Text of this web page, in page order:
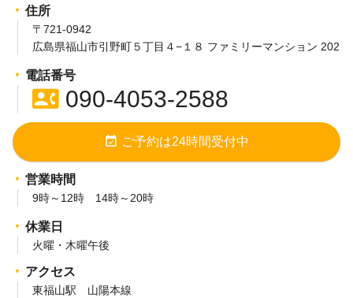
住所
〒721-0942
広島県福山市引野町５丁目４−１８ ファミリーマンション 202
電話番号
contact_phone090-4053-2588
event_available ご予約は24時間受付中
営業時間
9時～12時 14時～20時
休業日
火曜・木曜午後
アクセス
東福山駅 山陽本線